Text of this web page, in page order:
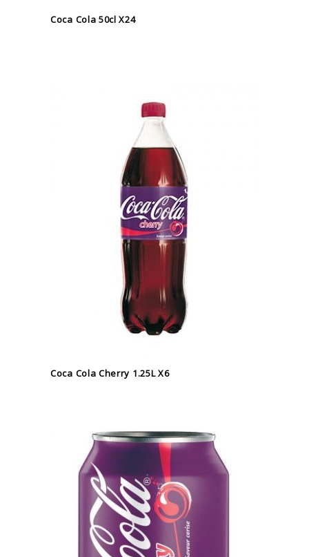
Coca Cola 50cl X24
Coca Cola Cherry 1.25L X6